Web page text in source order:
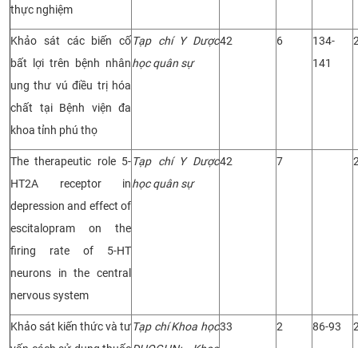
thực nghiệm
Khảo sát các biến cố
bất lợi trên bệnh nhân
ung thư vú điều trị hóa
chất tại Bệnh viện đa
khoa tỉnh phú thọ
Tạp chí Y Dược
học quân sự
42 6
134-
141
The therapeutic role 5-
HT2A receptor in
depression and effect of
escitalopram on the
firing rate of 5-HT
neurons in the central
nervous system
Tạp chí Y Dược
học quân sự
42 7
Khảo sát kiến thức và tưTạp chí Khoa học33 2 86-93